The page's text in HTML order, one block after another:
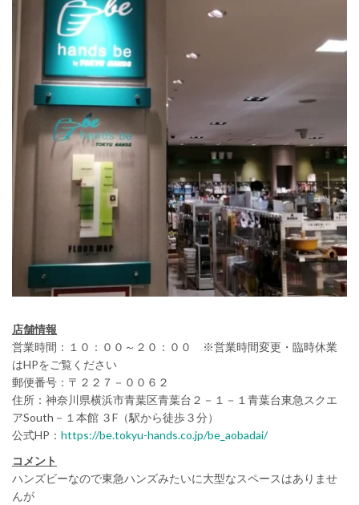
店舗情報
営業時間：１０：００～２０：００ ※営業時間変更・臨時休業
はHPをご覧ください
郵便番号：〒２２７－００６２
住所：神奈川県横浜市青葉区青葉台２－１－１青葉台東急スクエ
アSouth－１本館 ３F（駅から徒歩３分）
公式HP： https://be.tokyu-hands.co.jp/be_aobadai/
コメント
ハンズビーなので東急ハンズみたいに大型なスペースはありませ
んが